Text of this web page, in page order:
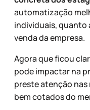
automatização
individuais, quanto
venda da empresa.
Agora que ficou
pode impactar na
preste atenção nas
bem cotados do